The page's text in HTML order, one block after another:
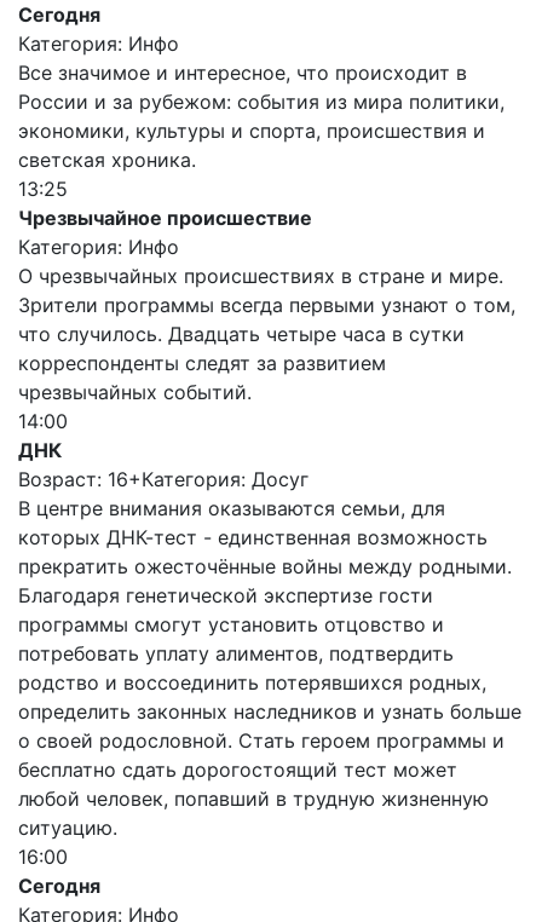
Сегодня
Категория: Инфо
Все значимое и интересное, что происходит в
России и за рубежом: события из мира политики,
экономики, культуры и спорта, происшествия и
светская хроника.
13:25
Чрезвычайное происшествие
Категория: Инфо
О чрезвычайных происшествиях в стране и мире.
Зрители программы всегда первыми узнают о том,
что случилось. Двадцать четыре часа в сутки
корреспонденты следят за развитием
чрезвычайных событий.
14:00
ДНК
Возраст: 16+Категория: Досуг
В центре внимания оказываются семьи, для
которых ДНК-тест - единственная возможность
прекратить ожесточённые войны между родными.
Благодаря генетической экспертизе гости
программы смогут установить отцовство и
потребовать уплату алиментов, подтвердить
родство и воссоединить потерявшихся родных,
определить законных наследников и узнать больше
о своей родословной. Стать героем программы и
бесплатно сдать дорогостоящий тест может
любой человек, попавший в трудную жизненную
ситуацию.
16:00
Сегодня
Категория: Инфо